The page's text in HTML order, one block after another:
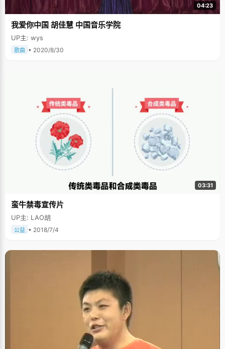
04:23
我爱你中国 胡佳慧 中国音乐学院
UP主: wys
歌曲 • 2020/8/30
03:31
蛮牛禁毒宣传片
UP主: LAO胡
公益 • 2018/7/4